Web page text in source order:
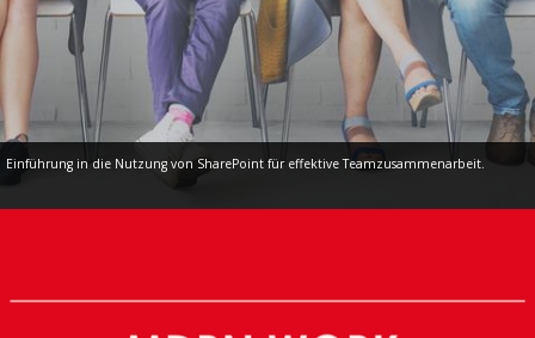
Einführung in die Nutzung von SharePoint für effektive Teamzusammenarbeit.